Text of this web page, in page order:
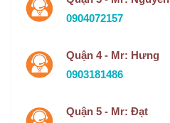
0904072157
Quận 4 - Mr: Hưng
0903181486
Quận 5 - Mr: Đạt